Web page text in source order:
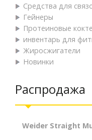
Средства для
Гейнеры
Протеиновые
инвентарь для
Жиросжигатели
Новинки
Распродажа
Weider Straight